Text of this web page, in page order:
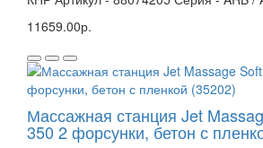
11659.00р.
Массажная станция Jet
350 2 форсунки, бетон с